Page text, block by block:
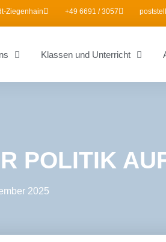
Ziegenhain +49 6691 / 3057
Klassen und Unterricht
POLITIK
2025